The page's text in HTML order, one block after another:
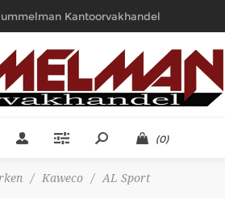
Kantoorvakhandel
(0)
/ Kaweco / AL Sport